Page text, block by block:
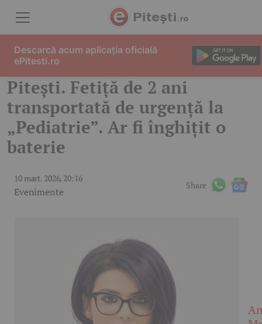
Pitești. Fetiță de 2 ani
transportată de urgență la
„Pediatrie”. Ar fi înghițit o
baterie
10 mart. 2026, 20:16
Evenimente
Share
Descarcă acum aplicația oficială
ePitesti.ro